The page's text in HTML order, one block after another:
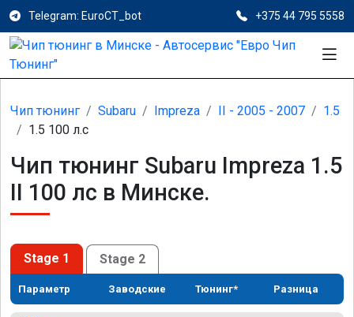
Telegram: EuroCT_bot +375 44 795 5558
Чип тюнинг Subaru Impreza II - 2005 - 2007
1.5
1.5 100 л.с
Чип тюнинг Subaru Impreza 1.5
II 100 лс в Минске.
Stage 1 Stage 2
Параметр Заводские Тюнинг* Разница